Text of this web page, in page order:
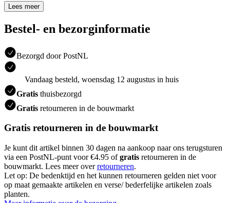
Lees meer
Bestel- en bezorginformatie
Bezorgd door PostNL
Vandaag besteld, woensdag 12 augustus in huis
Gratis thuisbezorgd
Gratis retourneren in de bouwmarkt
Gratis retourneren in de bouwmarkt
Je kunt dit artikel binnen 30 dagen na aankoop naar ons terugsturen
via een PostNL-punt voor €4.95 ofgratis retourneren in de
bouwmarkt. Lees meer overretourneren.
Let op: De bedenktijd en het kunnen retourneren gelden niet voor
op maat gemaakte artikelen en verse/ bederfelijke artikelen zoals
planten.